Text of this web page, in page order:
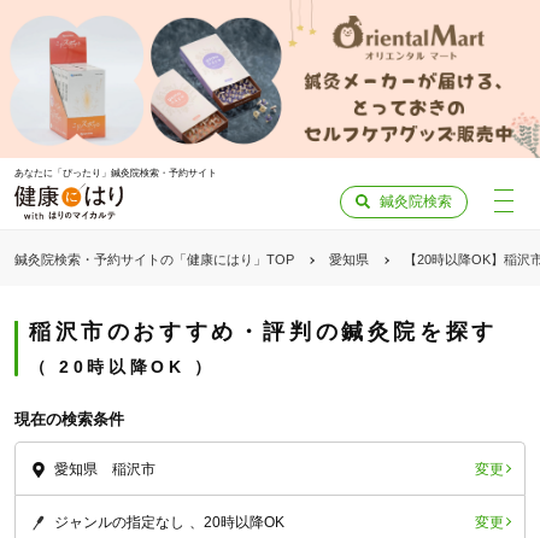
あなたに「ぴったり」鍼灸院検索・予約サイト
鍼灸院検索
鍼灸院検索・予約サイトの「健康にはり」TOP 愛知県 【20時以降OK】稲沢
稲沢市のおすすめ・評判の鍼灸院を探す
20時以降OK
現在の検索条件
愛知県 稲沢市 変更
ジャンルの指定なし 20時以降OK 変更
「健康にはりを見た」